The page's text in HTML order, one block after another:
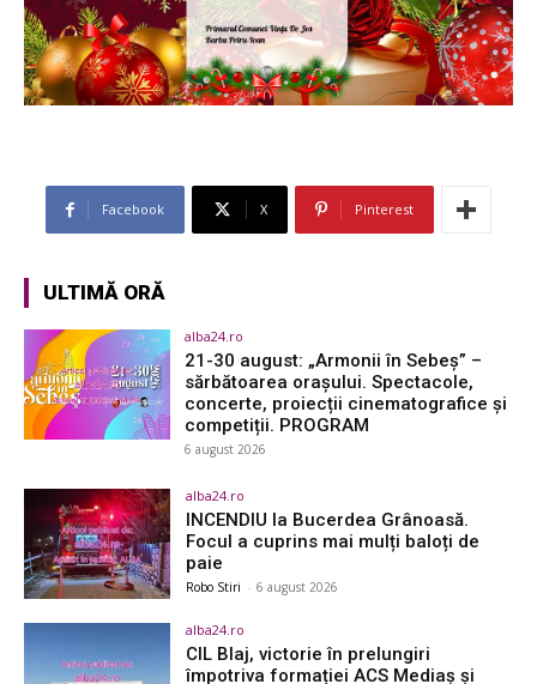
Facebook X Pinterest
ULTIMĂ ORĂ
alba24.ro
21-30 august: „Armonii în Sebeș” –
sărbătoarea orașului. Spectacole,
concerte, proiecții cinematografice și
competiții. PROGRAM
6 august 2026
alba24.ro
INCENDIU la Bucerdea Grânoasă.
Focul a cuprins mai mulți baloți de
paie
Robo Stiri - 6 august 2026
alba24.ro
CIL Blaj, victorie în prelungiri
împotriva formației ACS Mediaș și